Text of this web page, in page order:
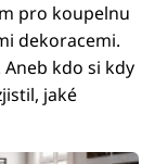
pro koupelnu
dekoracemi.
Aneb kdo si kdy
jaké